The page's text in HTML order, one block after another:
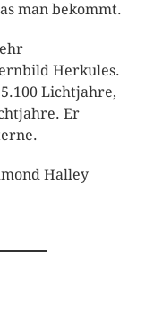
man bekommt.
Herkules.
Lichtjahre,
Er
Halley